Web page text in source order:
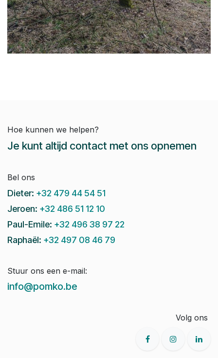
Hoe kunnen we helpen?
Je kunt altijd contact met ons opnemen
Bel ons
Dieter: +32 479 44 54 51
Jeroen: +32 486 51 12 10
Paul-Emile: +32 496 38 97 22
Raphaël: +32 497 08 46 79
Stuur ons een e-mail:
info@pomko.be
Volg ons